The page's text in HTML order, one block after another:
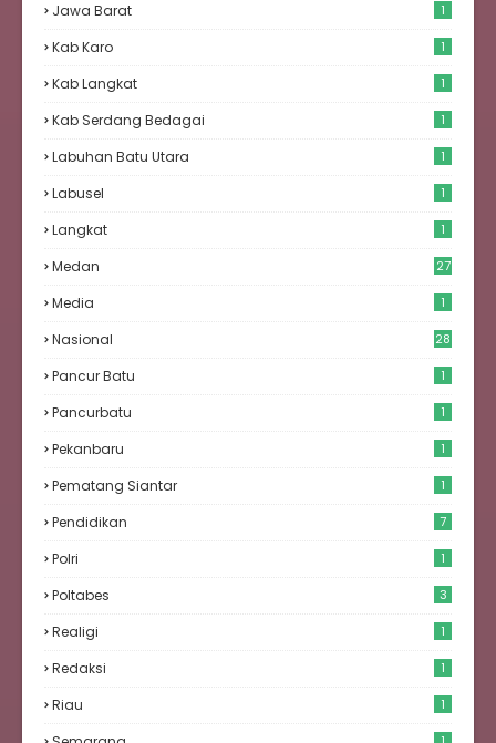
Jawa Barat 1
Kab Karo 1
Kab Langkat 1
Kab Serdang Bedagai 1
Labuhan Batu Utara 1
Labusel 1
Langkat 1
Medan
27
Media 1
Nasional 28
Pancur Batu 1
Pancurbatu 1
Pekanbaru 1
Pematang Siantar 1
Pendidikan 7
Polri 1
Poltabes 3
Realigi 1
Redaksi 1
Riau 1